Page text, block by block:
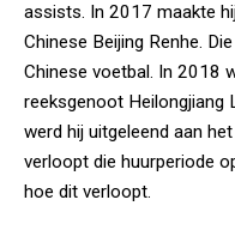
assists. In 2017 maakte
Chinese Beijing Renhe.
Chinese voetbal. In 2018
reeksgenoot Heilongjiang
werd hij uitgeleend aan
verloopt die huurperiode
hoe dit verloopt.